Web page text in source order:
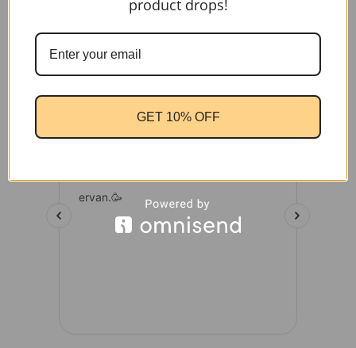
product drops!
GET 10% OFF